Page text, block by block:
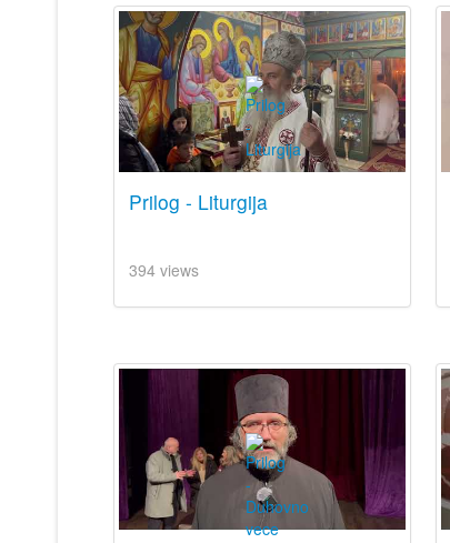
Prilog - Liturgija
394 views